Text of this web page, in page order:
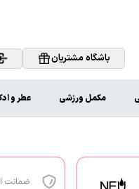
باشگاه مشتریان
مکمل ورزشی عطر و
ضمانت